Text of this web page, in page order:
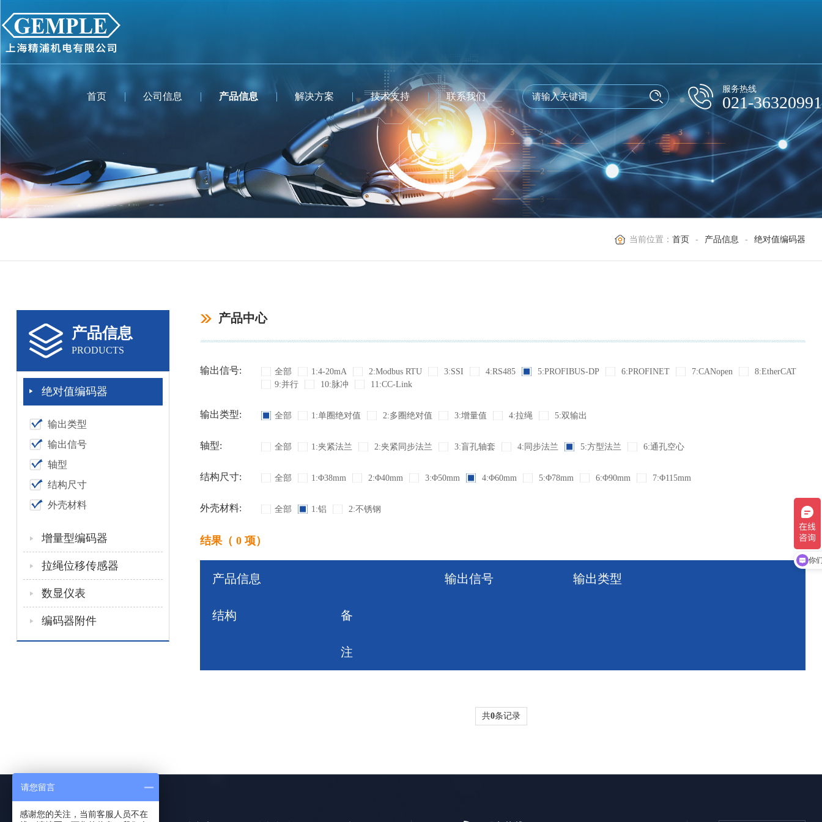
首页 公司信息 产品信息 解决方案 技术支持 联系我们
服务热线
021-36320991
当前位置：首页 - 产品信息 - 绝对值编码器
产品信息
PRODUCTS
绝对值编码器
输出类型
输出信号
轴型
结构尺寸
外壳材料
增量型编码器
拉绳位移传感器
数显仪表
编码器附件
产品中心
输出信号: 全部 1:4-20mA 2:Modbus RTU 3:SSI 4:RS485 5:PROFIBUS-DP 6:PROFINET 7:CANopen
8:EtherCAT
9:并行
10:脉冲 11:CC-Link
输出类型: 全部 1:单圈绝对值 2:多圈绝对值 3:增量值 4:拉绳 5:双输出
轴型: 全部 1:夹紧法兰 2:夹紧同步法兰 3:盲孔轴套 4:同步法兰 5:方型法兰 6:通孔空心
结构尺寸: 全部 1:Φ38mm 2:Φ40mm 3:Φ50mm 4:Φ60mm 5:Φ78mm 6:Φ90mm 7:Φ115mm
外壳材料: 全部 1:铝 2:不锈钢
结果（ 0 项）
产品信息 输出信号 输出类型
结构 备
注
共0条记录
你
请您留言
感谢您的关注，当前客服人员不在